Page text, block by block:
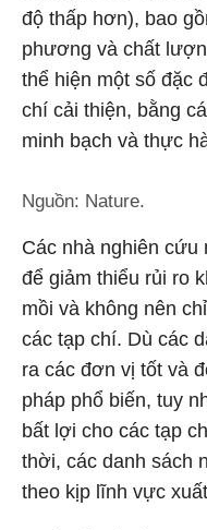
độ thấp hơn), bao
phương và chất
thể hiện một số đặc
chí cải thiện, bằng
minh bạch và thực
Nguồn: Nature.
Các nhà nghiên cứu
để giảm thiểu rủi ro
mồi và không nên
các tạp chí. Dù các
ra các đơn vị tốt và
pháp phổ biến, tuy
bất lợi cho các tạp
thời, các danh sách
theo kịp lĩnh vực